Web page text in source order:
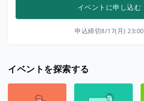
イベントを探索する
イベントに申し込む
申込締切8/17(月) 23:00